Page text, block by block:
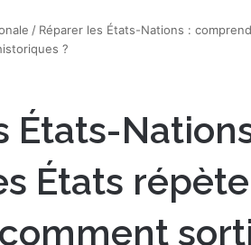
/ Réparer les États-Nations :
?
États-
États